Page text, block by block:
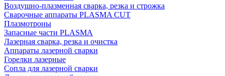
Воздушно-плазменная сварка, резка и строжка
Сварочные аппараты PLASMA CUT
Плазмотроны
Запасные части PLASMA
Лазерная сварка, резка и очистка
Аппараты лазерной сварки
Горелки лазерные
Сопла для лазерной сварки